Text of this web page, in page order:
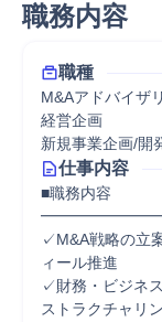
職務内容
職種
M&Aアドバイザ
経営企画
新規事業企画/開
仕事内容
■職務内容
✓M&A戦略の立
ィール推進
✓財務・ビジネ
ストラクチャリ